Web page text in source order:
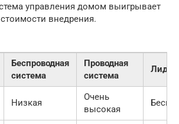
управления домом выигрывает
внедрения.
Беспроводная
система
Проводная
система
Лидер
Низкая
Очень
высокая